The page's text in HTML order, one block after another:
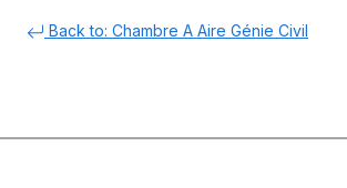
Back to: Chambre A Aire Génie Civil